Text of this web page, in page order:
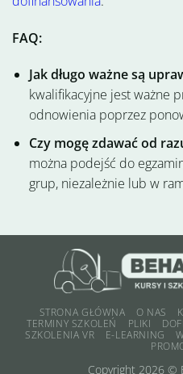
FAQ:
Jak długo ważne są
kwalifikacyjne jest ważne
odnowienia poprzez
Czy mogę zdawać od
można podejść do
grup, niezależnie lub w
STRONA GŁÓWNA O NAS
TERMINY SZKOLEŃ
PLIKI
SZKOLENIA VR
E-LEARNING
Copyright 2026 ©